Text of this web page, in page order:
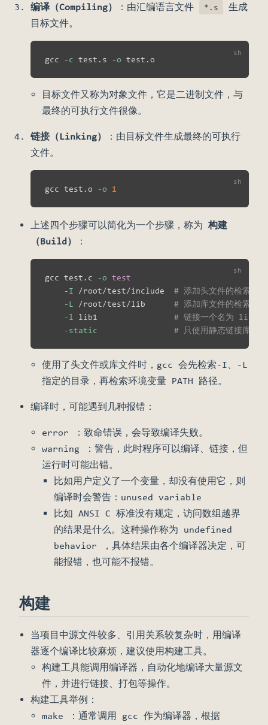
编译（Compiling） ：由汇编语言文件 *.s
生成
目标文件。
gcc -c test.s -o
目标文件又称为对象文件，它是二进制文件，与
最终的可执行文件很像。
链接（Linking）
：由目标文件生成最终的可执行
文件。
gcc test.o -o 1
上述四个步骤可以简化为一个步骤，称为构建
（Build）
：
gcc test.c -o test
-I /root/test/include # 添加头文件的检索目录
-L
/root/test/lib # 添加库文件的检索目录
-l
lib1 # 链接一个名为 lib1
-static
# 只使用静态链接库
使用了头文件或库文件时，gcc 会先检索-I、-L
指定的目录，再检索环境变量 PATH 路径。
编译时，可能遇到几种报错：
error ：致命错误，会导致编译失败。
warning ：警告，此时程序可以编译、链接，但
运行时可能出错。
比如用户定义了一个变量，却没有使用它，则
编译时会警告：unused variable
比如 ANSI C 标准没有规定，访问数组越界
的结果是什么。这种操作称为 undefined
behavior ，具体结果由各个编译器决定，可
能报错，也可能不报错。
构建
当项目中源文件较多、引用关系较复杂时，用编译
器逐个编译比较麻烦，建议使用构建工具。
构建工具能调用编译器，自动化地编译大量源文
件，并进行链接、打包等操作。
构建工具举例：
make ：通常调用 gcc 作为编译器，根据